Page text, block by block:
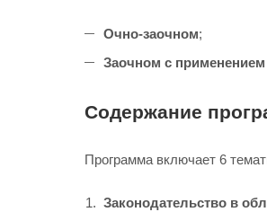
Очно-заочном;
Заочном с
Содержание
Программа включает 6
Законодательство в